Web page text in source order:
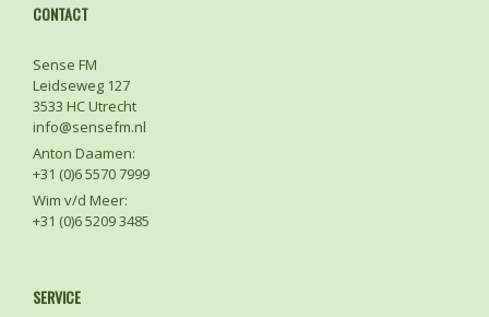
CONTACT
Sense FM
Leidseweg 127
3533 HC Utrecht
info@sensefm.nl
Anton Daamen:
+31 (0)6 5570 7999
Wim v/d Meer:
+31 (0)6 5209 3485
SERVICE